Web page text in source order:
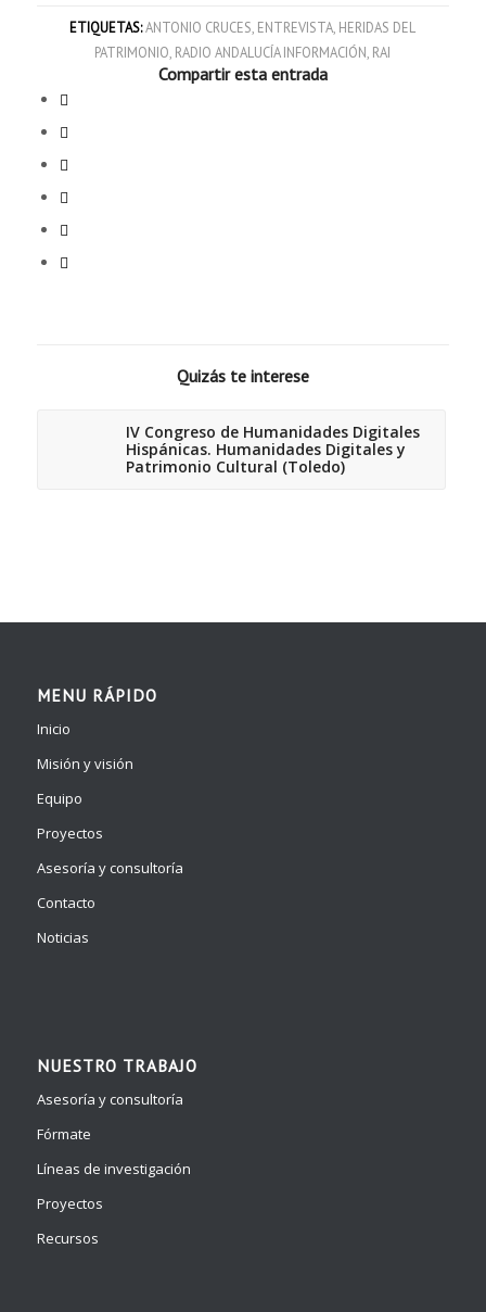
ETIQUETAS:ANTONIO CRUCES ENTREVISTA HERIDAS DEL
PATRIMONIO RADIO ANDALUCÍA INFORMACIÓN RAI
Compartir esta entrada
Quizás te interese
IV Congreso de Humanidades Digitales
Hispánicas. Humanidades Digitales y
Patrimonio Cultural (Toledo)
MENU RÁPIDO
Inicio
Misión y visión
Equipo
Proyectos
Asesoría y consultoría
Contacto
Noticias
NUESTRO TRABAJO
Asesoría y consultoría
Fórmate
Líneas de investigación
Proyectos
Recursos